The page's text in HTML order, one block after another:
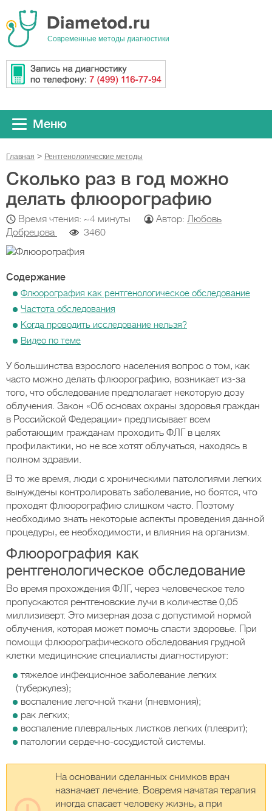
Cовременные методы диагностики
Меню
Главная Рентгенологические методы
Сколько раз в год можно
делать флюорографию
Время чтения: ~4 минуты Автор: Любовь
Добрецова
3460
Содержание
Флюорография как рентгенологическое обследование
Частота обследования
Когда проводить исследование нельзя?
Видео по теме
У большинства взрослого населения вопрос о том, как
часто можно делать флюорографию, возникает из-за
того, что обследование предполагает некоторую дозу
облучения. Закон «Об основах охраны здоровья граждан
в Российской Федерации» предписывает всем
работающим гражданам проходить ФЛГ в целях
профилактики, но не все хотят облучаться, находясь в
полном здравии.
В то же время, люди с хроническими патологиями легких
вынуждены контролировать заболевание, но боятся, что
проходят флюорографию слишком часто. Поэтому
необходимо знать некоторые аспекты проведения данной
процедуры, ее необходимости, и влияния на организм.
Флюорография как
рентгенологическое обследование
Во время прохождения ФЛГ, через человеческое тело
пропускаются рентгеновские лучи в количестве 0,05
миллизиверт. Это мизерная доза с допустимой нормой
облучения, которая может помочь спасти здоровье. При
помощи флюорографического обследования грудной
клетки медицинские специалисты диагностируют:
тяжелое инфекционное заболевание легких
(туберкулез);
воспаление легочной ткани (пневмония);
рак легких;
воспаление плевральных листков легких (плеврит);
патологии сердечно-сосудистой системы.
На основании сделанных снимков врач
назначает лечение. Вовремя начатая терапия
иногда спасает человеку жизнь, а при